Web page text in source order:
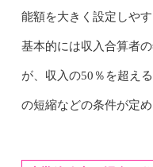
能額を大きく設定しやす
基本的には収入合算者
が、収入の50％を超え
の短縮などの条件が定